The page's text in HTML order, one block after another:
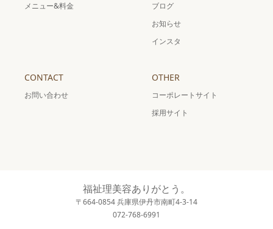
メニュー&料金
ブログ
お知らせ
インスタ
CONTACT
お問い合わせ
OTHER
コーポレートサイト
採用サイト
福祉理美容ありがとう。
〒664-0854 兵庫県伊丹市南町4-3-14
072-768-6991